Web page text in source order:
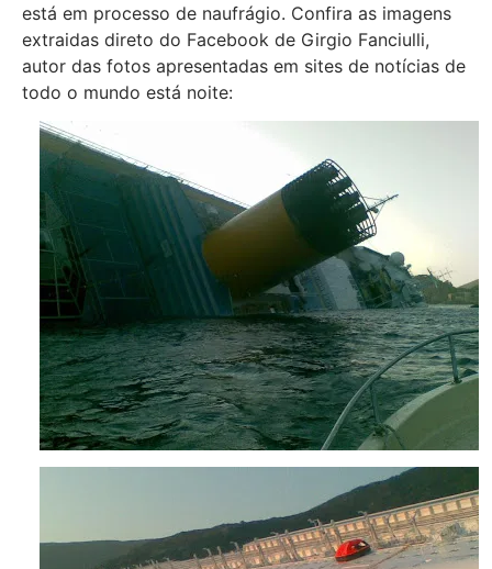
está em processo de naufrágio. Confira as imagens
extraidas direto do Facebook de Girgio Fanciulli,
autor das fotos apresentadas em sites de notícias de
todo o mundo está noite: